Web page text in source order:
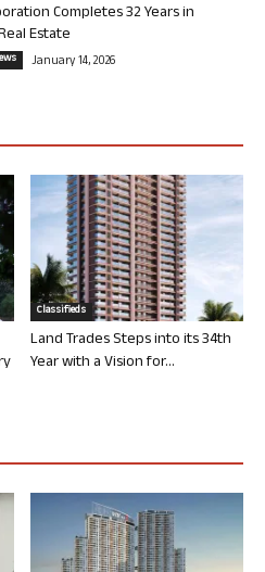
Completes 32 Years in
Estate
January 14, 2026
Classifieds
Land Trades Steps into its 34th
Year with a Vision for...